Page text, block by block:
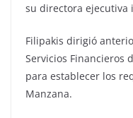
su directora ejecutiva
Filipakis dirigió
Servicios Financieros
para establecer los
Manzana.